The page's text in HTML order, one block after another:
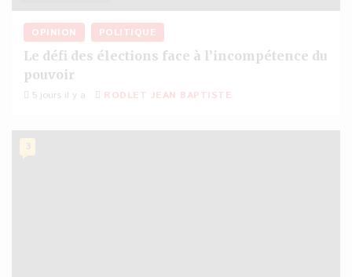
OPINION POLITIQUE
Le défi des élections face à l’incompétence du
pouvoir
5 jours il y a RODLET JEAN BAPTISTE
3